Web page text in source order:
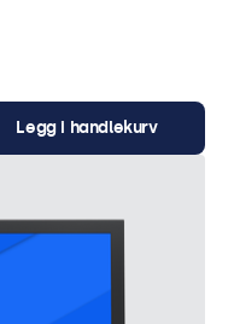
Legg i handlekurv